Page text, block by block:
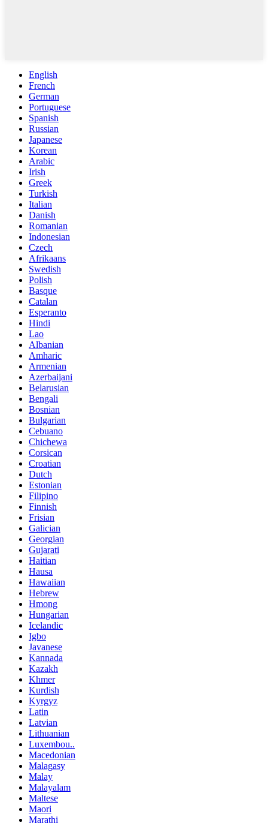
English
French
German
Portuguese
Spanish
Russian
Japanese
Korean
Arabic
Irish
Greek
Turkish
Italian
Danish
Romanian
Indonesian
Czech
Afrikaans
Swedish
Polish
Basque
Catalan
Esperanto
Hindi
Lao
Albanian
Amharic
Armenian
Azerbaijani
Belarusian
Bengali
Bosnian
Bulgarian
Cebuano
Chichewa
Corsican
Croatian
Dutch
Estonian
Filipino
Finnish
Frisian
Galician
Georgian
Gujarati
Haitian
Hausa
Hawaiian
Hebrew
Hmong
Hungarian
Icelandic
Igbo
Javanese
Kannada
Kazakh
Khmer
Kurdish
Kyrgyz
Latin
Latvian
Lithuanian
Luxembou..
Macedonian
Malagasy
Malay
Malayalam
Maltese
Maori
Marathi